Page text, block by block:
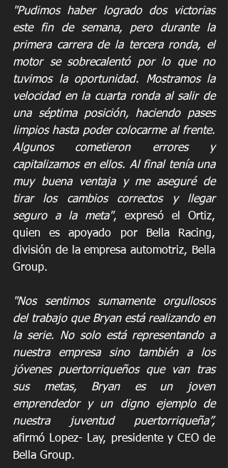
"Pudimos haber logrado dos victorias
este fin de semana, pero durante la
primera carrera de la tercera ronda, el
motor se sobrecalentó por lo que no
tuvimos la oportunidad. Mostramos la
velocidad en la cuarta ronda al salir de
una séptima posición, haciendo pases
limpios hasta poder colocarme al frente.
Algunos cometieron errores y
capitalizamos en ellos. Al final tenía una
muy buena ventaja y me aseguré de
tirar los cambios correctos y llegar
seguro a la meta", expresó el Ortiz,
quien es apoyado por Bella Racing,
división de la empresa automotriz, Bella
Group.
"Nos sentimos sumamente orgullosos
del trabajo que Bryan está realizando en
la serie. No solo está representando a
nuestra empresa sino también a los
jóvenes puertorriqueños que van tras
sus metas, Bryan es un joven
emprendedor y un digno ejemplo de
nuestra juventud puertorriqueña”,
afirmó Lopez- Lay, presidente y CEO de
Bella Group.